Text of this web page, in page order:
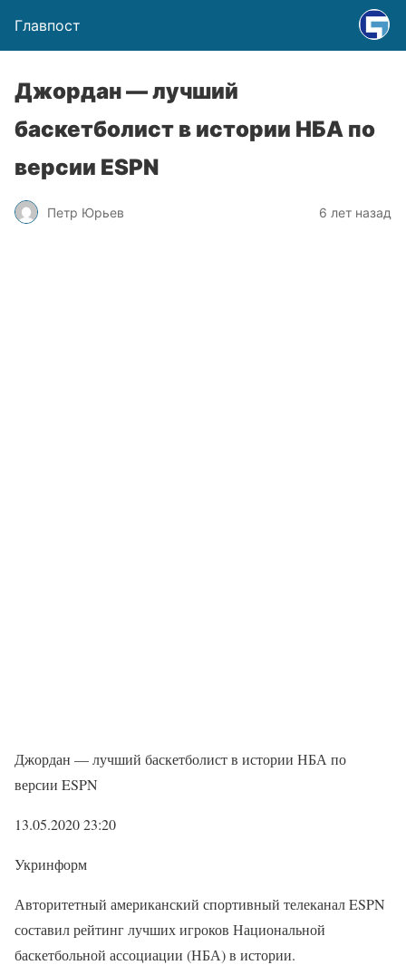
Главпост
Джордан — лучший
баскетболист в истории НБА по
версии ESPN
Петр Юрьев 6 лет назад
Джордан — лучший баскетболист в истории НБА по
версии ESPN
13.05.2020 23:20
Укринформ
Авторитетный американский спортивный телеканал ESPN
составил рейтинг лучших игроков Национальной
баскетбольной ассоциации (НБА) в истории.